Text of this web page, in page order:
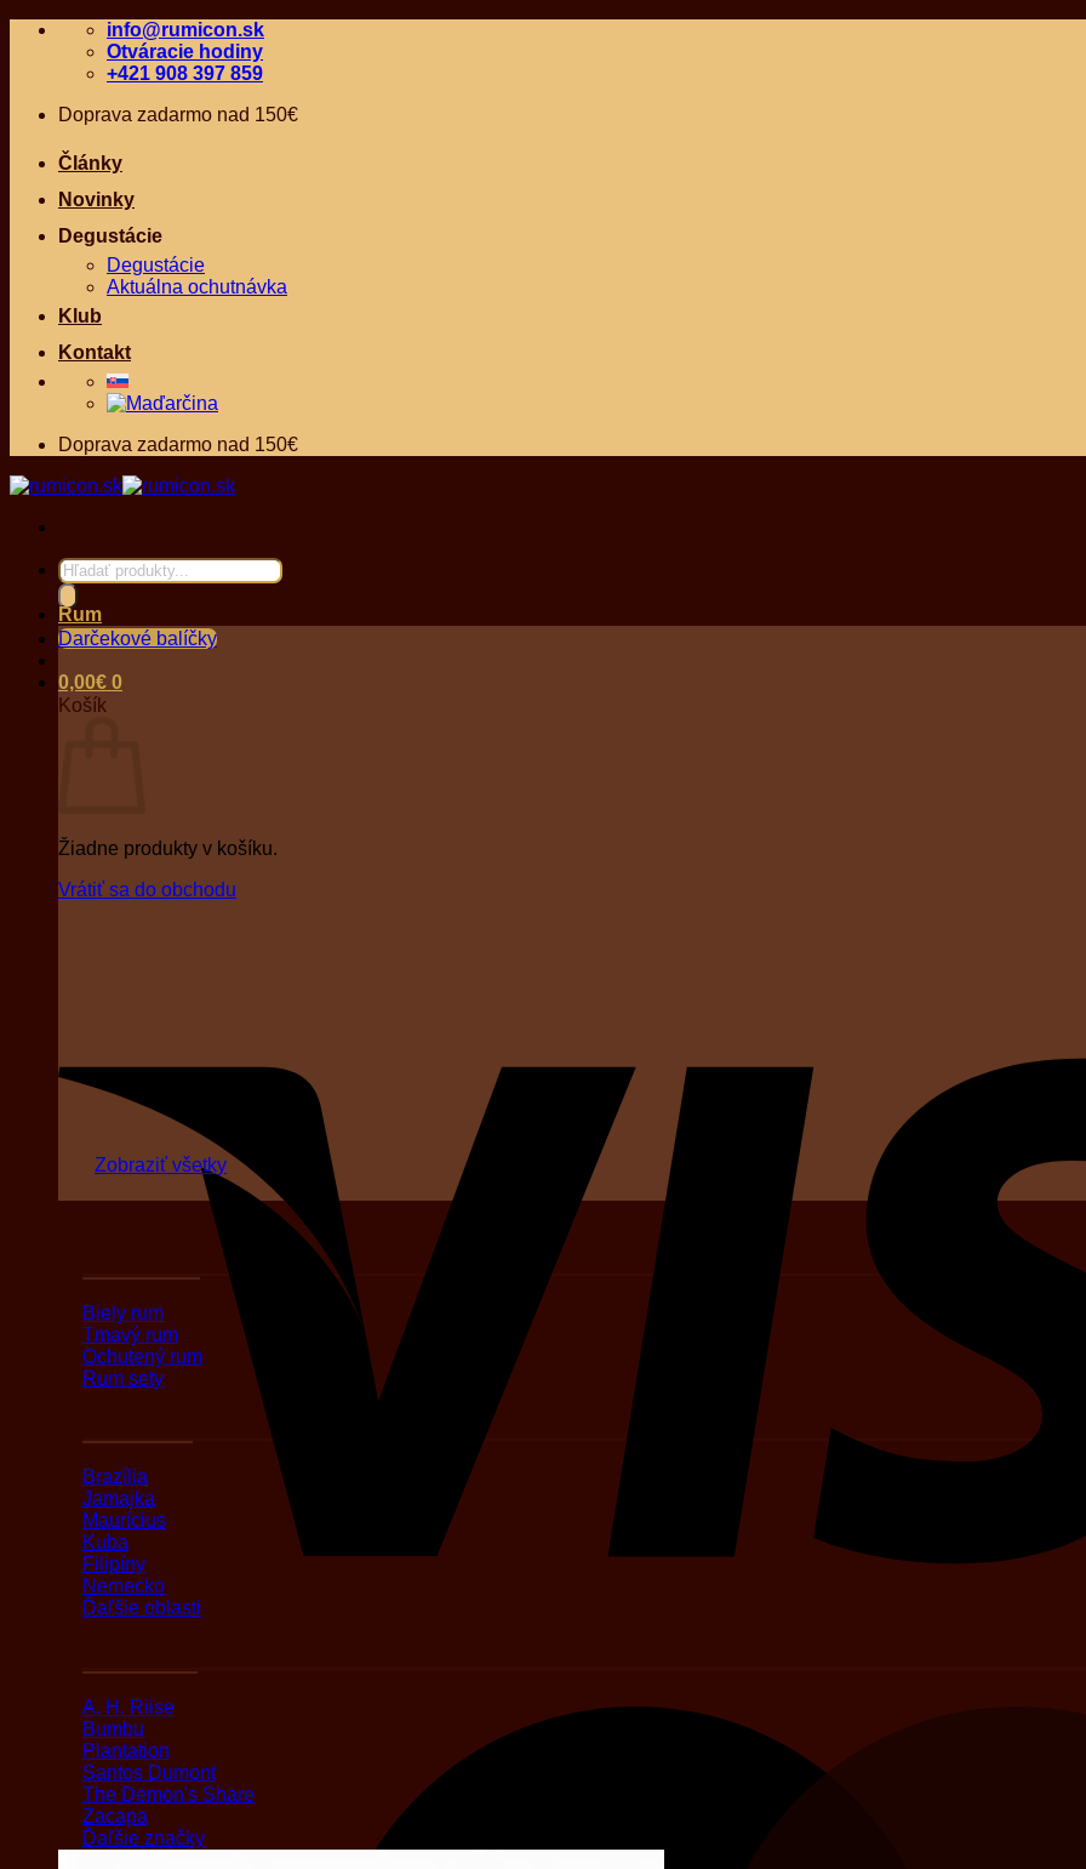
Skip
info@rumicon.sk
Otváracie hodiny
+421 908 397 859
Doprava zadarmo nad 150€
Články
Novinky
Degustácie
Degustácie
Aktuálna ochutnávka
Klub
Kontakt
Doprava zadarmo nad 150€
Products
search
Darčekové balíčky
0,00€ 0
Košík
Žiadne produkty v košíku.
Vrátiť sa do obchodu
Rum
Zobraziť všetky
Biely rum
Tmavý rum
Ochutený rum
Rum sety
Brazília
Jamajka
Maurícius
Kuba
Filipíny
Nemecko
Ďaľšie oblasti
A. H. Riise
Bumbu
Plantation
Santos Dumont
The Demon's Share
Zacapa
Ďaľšie značky